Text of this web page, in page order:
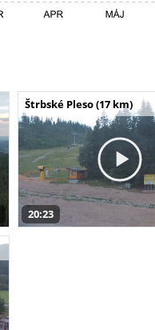
Štrbské Pleso (17 km)
20:23